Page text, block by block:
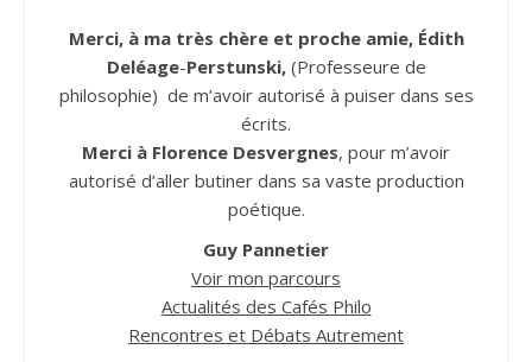
Merci, à ma très chère et proche amie, Édith
Deléage-Perstunski,(Professeure de
philosophie) de m’avoir autorisé à puiser dans ses
écrits.
Merci à Florence Desvergnes, pour m’avoir
autorisé d’aller butiner dans sa vaste production
poétique.
Guy Pannetier
Voir mon parcours
Actualités des Cafés Philo
Rencontres et Débats Autrement